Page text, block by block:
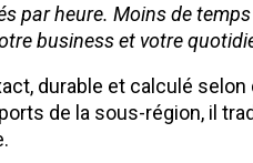
par heure. Moins de
business et votre
durable et calculé
de la sous-région, il